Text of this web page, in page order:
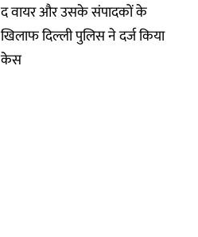
द वायर और उसके संपादकों के
खिलाफ दिल्ली पुलिस ने दर्ज किया
केस